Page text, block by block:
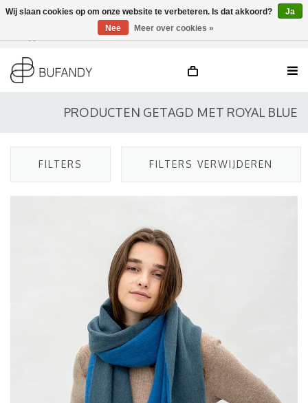
DE / EN
PRODUCTEN GETAGD MET ROYAL BLUE
FILTERS FILTERS VERWIJDEREN
Wij slaan cookies op om onze website te verbeteren. Is dat akkoord?
Ja
Nee
Meer over cookies »